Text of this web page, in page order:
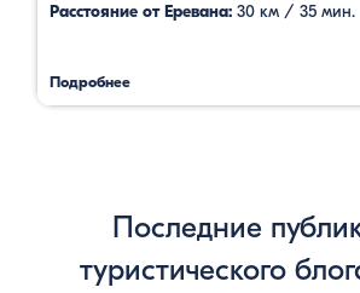
Расстояние от Еревана: 30 км / 35 мин.
Подробнее
Последние
туристического